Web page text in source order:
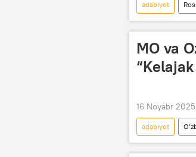
adabiyot
Matbuot markazi
MO va
16 Noyabr
adabiyot
san’at